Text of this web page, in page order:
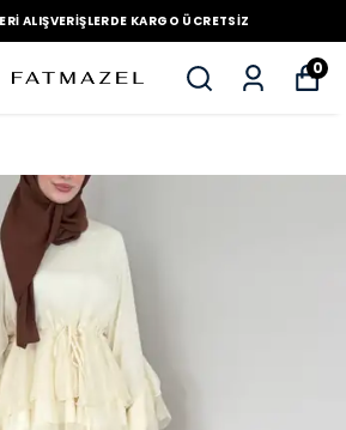
ALIŞVERIŞLERDE KARGO ÜCRETSIZ
0